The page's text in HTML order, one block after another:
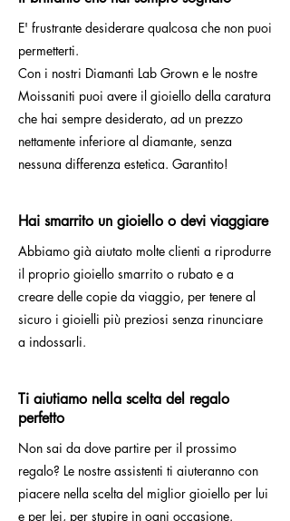
E' frustrante desiderare qualcosa che non puoi
permetterti.
Con i nostri Diamanti Lab Grown e le nostre
Moissaniti puoi avere il gioiello della caratura
che hai sempre desiderato, ad un prezzo
nettamente inferiore al diamante, senza
nessuna differenza estetica. Garantito!
Hai smarrito un gioiello o devi viaggiare
Abbiamo già aiutato molte clienti a riprodurre
il proprio gioiello smarrito o rubato e a
creare delle copie da viaggio, per tenere al
sicuro i gioielli più preziosi senza rinunciare
a indossarli.
Ti aiutiamo nella scelta del regalo
perfetto
Non sai da dove partire per il prossimo
regalo? Le nostre assistenti ti aiuteranno con
piacere nella scelta del miglior gioiello per lui
e per lei, per stupire in ogni occasione.